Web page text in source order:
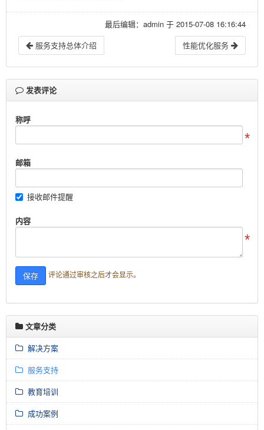
最后编辑：admin 于 2015-07-08 16:16:44
服务支持总体介绍
性能优化服务
发表评论
称呼
邮箱
接收邮件提醒
内容
评论通过审核之后才会显示。
文章分类
解决方案
服务支持
教育培训
成功案例